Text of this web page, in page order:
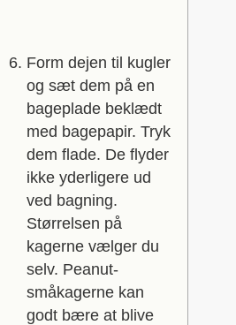
Form dejen til kugler
og sæt dem på en
bageplade beklædt
med bagepapir. Tryk
dem flade. De flyder
ikke yderligere ud
ved bagning.
Størrelsen på
kagerne vælger du
selv. Peanut-
småkagerne kan
godt bære at blive